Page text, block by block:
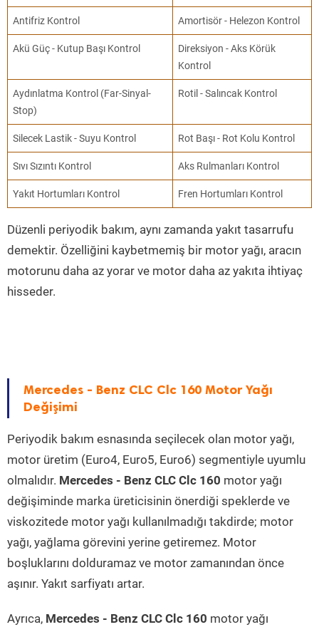
Antifriz Kontrol Amortisör - Helezon Kontrol
Akü Güç - Kutup Başı Kontrol
Direksiyon - Aks Körük
Kontrol
Aydınlatma Kontrol (Far-Sinyal-
Stop)
Rotil - Salıncak Kontrol
Silecek Lastik - Suyu Kontrol Rot Başı - Rot Kolu Kontrol
Sıvı Sızıntı Kontrol Aks Rulmanları Kontrol
Yakıt Hortumları Kontrol Fren Hortumları Kontrol
Düzenli periyodik bakım, aynı zamanda yakıt tasarrufu
demektir. Özelliğini kaybetmemiş bir motor yağı, aracın
motorunu daha az yorar ve motor daha az yakıta ihtiyaç
hisseder.
Mercedes - Benz CLC Clc 160 Motor Yağı
Değişimi
Periyodik bakım esnasında seçilecek olan motor yağı,
motor üretim (Euro4, Euro5, Euro6) segmentiyle uyumlu
olmalıdır. Mercedes - Benz CLC Clc 160 motor yağı
değişiminde marka üreticisinin önerdiği speklerde ve
viskozitede motor yağı kullanılmadığı takdirde; motor
yağı, yağlama görevini yerine getiremez. Motor
boşluklarını dolduramaz ve motor zamanından önce
aşınır. Yakıt sarfiyatı artar.
Ayrıca, Mercedes - Benz CLC Clc 160 motor yağı